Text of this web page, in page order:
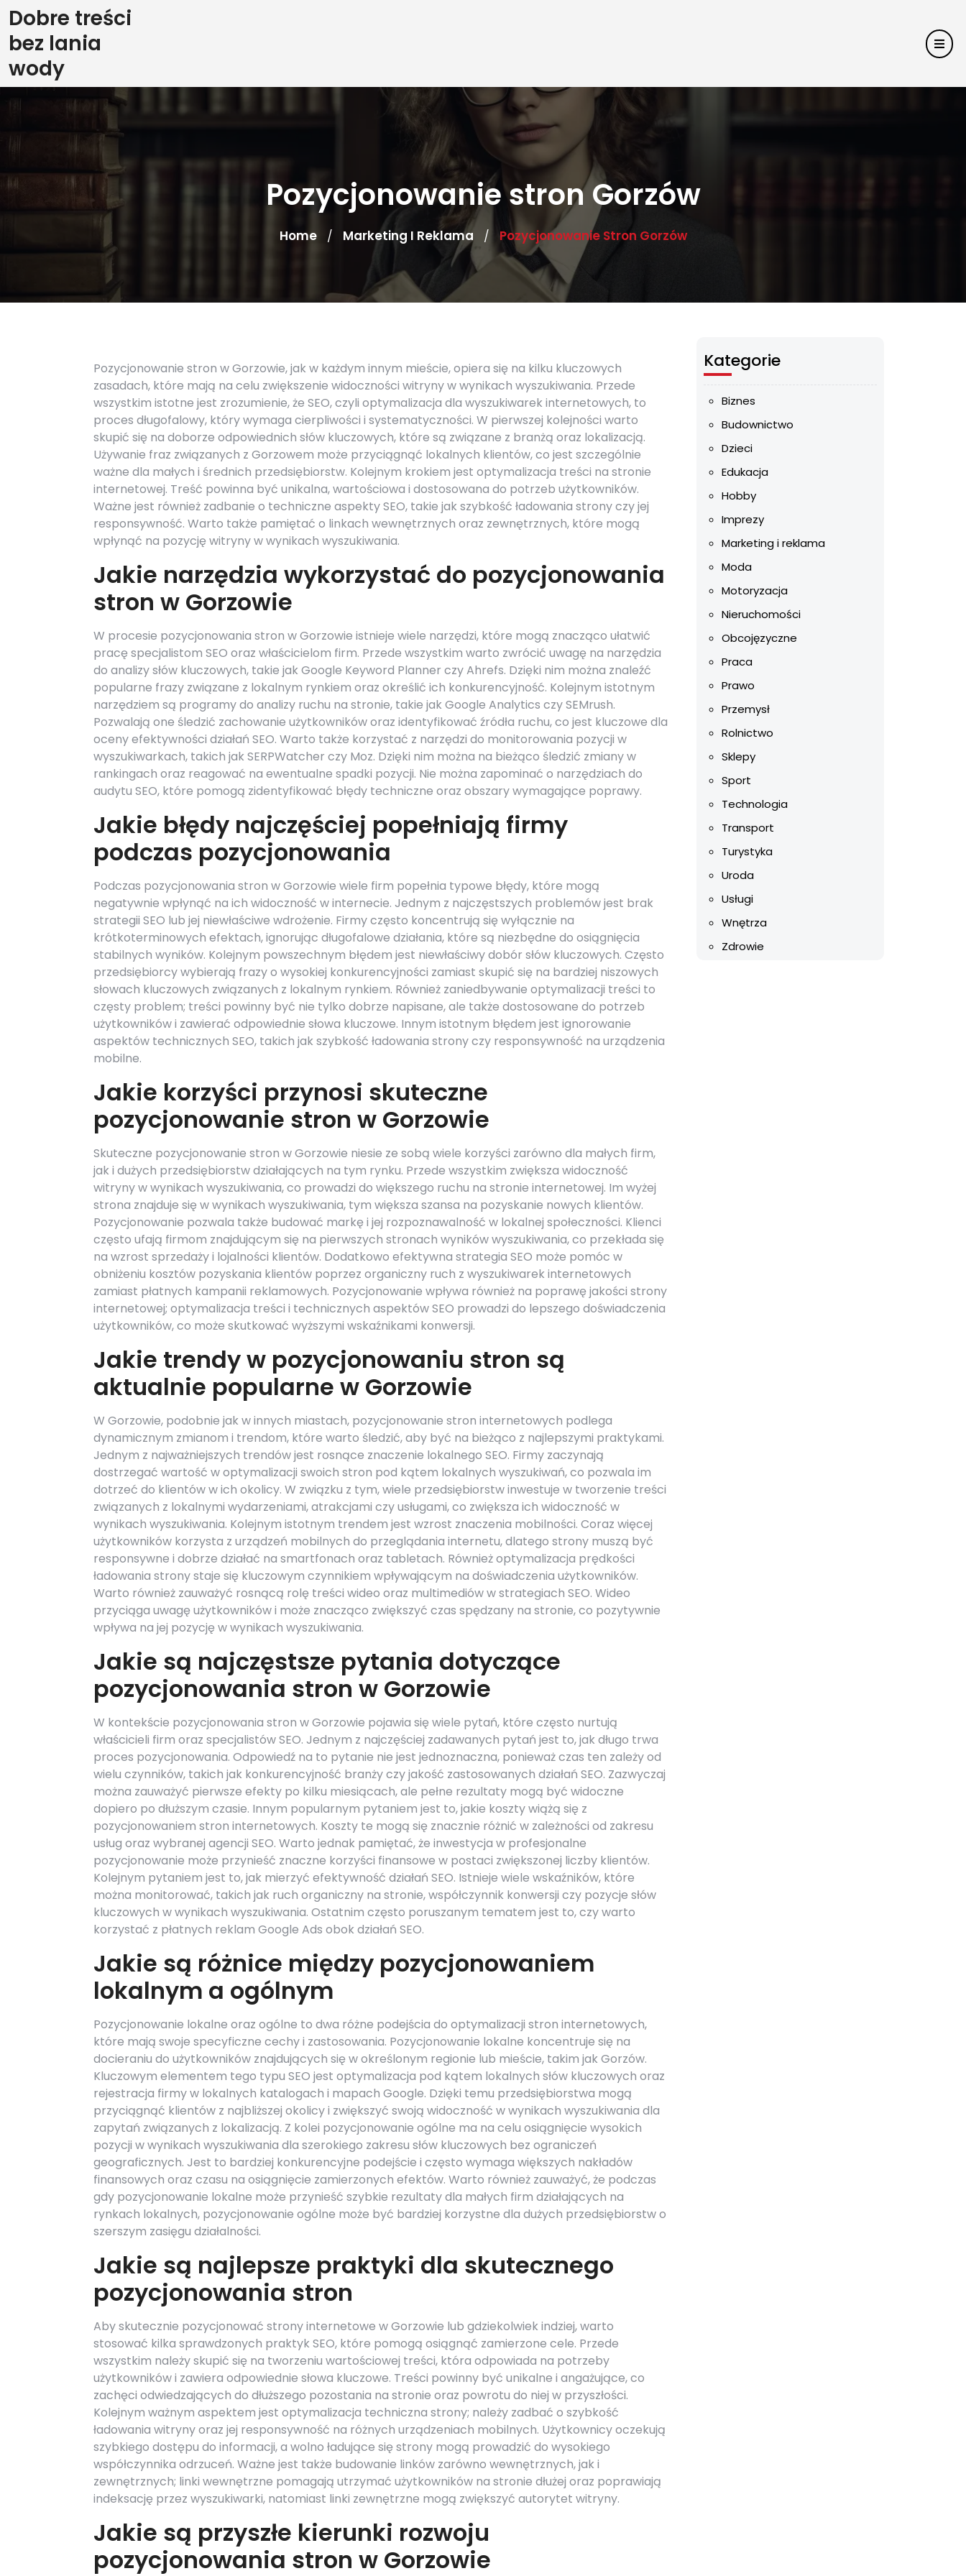
Skip
to
content
Dobre treści
bez lania
wody
Pozycjonowanie stron Gorzów
Home / Marketing I Reklama / Pozycjonowanie Stron Gorzów
Pozycjonowanie stron w Gorzowie, jak w każdym innym mieście, opiera się na kilku kluczowych
zasadach, które mają na celu zwiększenie widoczności witryny w wynikach wyszukiwania. Przede
wszystkim istotne jest zrozumienie, że SEO, czyli optymalizacja dla wyszukiwarek internetowych, to
proces długofalowy, który wymaga cierpliwości i systematyczności. W pierwszej kolejności warto
skupić się na doborze odpowiednich słów kluczowych, które są związane z branżą oraz lokalizacją.
Używanie fraz związanych z Gorzowem może przyciągnąć lokalnych klientów, co jest szczególnie
ważne dla małych i średnich przedsiębiorstw. Kolejnym krokiem jest optymalizacja treści na stronie
internetowej. Treść powinna być unikalna, wartościowa i dostosowana do potrzeb użytkowników.
Ważne jest również zadbanie o techniczne aspekty SEO, takie jak szybkość ładowania strony czy jej
responsywność. Warto także pamiętać o linkach wewnętrznych oraz zewnętrznych, które mogą
wpłynąć na pozycję witryny w wynikach wyszukiwania.
Jakie narzędzia wykorzystać do pozycjonowania
stron w Gorzowie
W procesie pozycjonowania stron w Gorzowie istnieje wiele narzędzi, które mogą znacząco ułatwić
pracę specjalistom SEO oraz właścicielom firm. Przede wszystkim warto zwrócić uwagę na narzędzia
do analizy słów kluczowych, takie jak Google Keyword Planner czy Ahrefs. Dzięki nim można znaleźć
popularne frazy związane z lokalnym rynkiem oraz określić ich konkurencyjność. Kolejnym istotnym
narzędziem są programy do analizy ruchu na stronie, takie jak Google Analytics czy SEMrush.
Pozwalają one śledzić zachowanie użytkowników oraz identyfikować źródła ruchu, co jest kluczowe dla
oceny efektywności działań SEO. Warto także korzystać z narzędzi do monitorowania pozycji w
wyszukiwarkach, takich jak SERPWatcher czy Moz. Dzięki nim można na bieżąco śledzić zmiany w
rankingach oraz reagować na ewentualne spadki pozycji. Nie można zapominać o narzędziach do
audytu SEO, które pomogą zidentyfikować błędy techniczne oraz obszary wymagające poprawy.
Jakie błędy najczęściej popełniają firmy
podczas pozycjonowania
Podczas pozycjonowania stron w Gorzowie wiele firm popełnia typowe błędy, które mogą
negatywnie wpłynąć na ich widoczność w internecie. Jednym z najczęstszych problemów jest brak
strategii SEO lub jej niewłaściwe wdrożenie. Firmy często koncentrują się wyłącznie na
krótkoterminowych efektach, ignorując długofalowe działania, które są niezbędne do osiągnięcia
stabilnych wyników. Kolejnym powszechnym błędem jest niewłaściwy dobór słów kluczowych. Często
przedsiębiorcy wybierają frazy o wysokiej konkurencyjności zamiast skupić się na bardziej niszowych
słowach kluczowych związanych z lokalnym rynkiem. Również zaniedbywanie optymalizacji treści to
częsty problem; treści powinny być nie tylko dobrze napisane, ale także dostosowane do potrzeb
użytkowników i zawierać odpowiednie słowa kluczowe. Innym istotnym błędem jest ignorowanie
aspektów technicznych SEO, takich jak szybkość ładowania strony czy responsywność na urządzenia
mobilne.
Jakie korzyści przynosi skuteczne
pozycjonowanie stron w Gorzowie
Skuteczne pozycjonowanie stron w Gorzowie niesie ze sobą wiele korzyści zarówno dla małych firm,
jak i dużych przedsiębiorstw działających na tym rynku. Przede wszystkim zwiększa widoczność
witryny w wynikach wyszukiwania, co prowadzi do większego ruchu na stronie internetowej. Im wyżej
strona znajduje się w wynikach wyszukiwania, tym większa szansa na pozyskanie nowych klientów.
Pozycjonowanie pozwala także budować markę i jej rozpoznawalność w lokalnej społeczności. Klienci
często ufają firmom znajdującym się na pierwszych stronach wyników wyszukiwania, co przekłada się
na wzrost sprzedaży i lojalności klientów. Dodatkowo efektywna strategia SEO może pomóc w
obniżeniu kosztów pozyskania klientów poprzez organiczny ruch z wyszukiwarek internetowych
zamiast płatnych kampanii reklamowych. Pozycjonowanie wpływa również na poprawę jakości strony
internetowej; optymalizacja treści i technicznych aspektów SEO prowadzi do lepszego doświadczenia
użytkowników, co może skutkować wyższymi wskaźnikami konwersji.
Jakie trendy w pozycjonowaniu stron są
aktualnie popularne w Gorzowie
W Gorzowie, podobnie jak w innych miastach, pozycjonowanie stron internetowych podlega
dynamicznym zmianom i trendom, które warto śledzić, aby być na bieżąco z najlepszymi praktykami.
Jednym z najważniejszych trendów jest rosnące znaczenie lokalnego SEO. Firmy zaczynają
dostrzegać wartość w optymalizacji swoich stron pod kątem lokalnych wyszukiwań, co pozwala im
dotrzeć do klientów w ich okolicy. W związku z tym, wiele przedsiębiorstw inwestuje w tworzenie treści
związanych z lokalnymi wydarzeniami, atrakcjami czy usługami, co zwiększa ich widoczność w
wynikach wyszukiwania. Kolejnym istotnym trendem jest wzrost znaczenia mobilności. Coraz więcej
użytkowników korzysta z urządzeń mobilnych do przeglądania internetu, dlatego strony muszą być
responsywne i dobrze działać na smartfonach oraz tabletach. Również optymalizacja prędkości
ładowania strony staje się kluczowym czynnikiem wpływającym na doświadczenia użytkowników.
Warto również zauważyć rosnącą rolę treści wideo oraz multimediów w strategiach SEO. Wideo
przyciąga uwagę użytkowników i może znacząco zwiększyć czas spędzany na stronie, co pozytywnie
wpływa na jej pozycję w wynikach wyszukiwania.
Jakie są najczęstsze pytania dotyczące
pozycjonowania stron w Gorzowie
W kontekście pozycjonowania stron w Gorzowie pojawia się wiele pytań, które często nurtują
właścicieli firm oraz specjalistów SEO. Jednym z najczęściej zadawanych pytań jest to, jak długo trwa
proces pozycjonowania. Odpowiedź na to pytanie nie jest jednoznaczna, ponieważ czas ten zależy od
wielu czynników, takich jak konkurencyjność branży czy jakość zastosowanych działań SEO. Zazwyczaj
można zauważyć pierwsze efekty po kilku miesiącach, ale pełne rezultaty mogą być widoczne
dopiero po dłuższym czasie. Innym popularnym pytaniem jest to, jakie koszty wiążą się z
pozycjonowaniem stron internetowych. Koszty te mogą się znacznie różnić w zależności od zakresu
usług oraz wybranej agencji SEO. Warto jednak pamiętać, że inwestycja w profesjonalne
pozycjonowanie może przynieść znaczne korzyści finansowe w postaci zwiększonej liczby klientów.
Kolejnym pytaniem jest to, jak mierzyć efektywność działań SEO. Istnieje wiele wskaźników, które
można monitorować, takich jak ruch organiczny na stronie, współczynnik konwersji czy pozycje słów
kluczowych w wynikach wyszukiwania. Ostatnim często poruszanym tematem jest to, czy warto
korzystać z płatnych reklam Google Ads obok działań SEO.
Jakie są różnice między pozycjonowaniem
lokalnym a ogólnym
Pozycjonowanie lokalne oraz ogólne to dwa różne podejścia do optymalizacji stron internetowych,
które mają swoje specyficzne cechy i zastosowania. Pozycjonowanie lokalne koncentruje się na
docieraniu do użytkowników znajdujących się w określonym regionie lub mieście, takim jak Gorzów.
Kluczowym elementem tego typu SEO jest optymalizacja pod kątem lokalnych słów kluczowych oraz
rejestracja firmy w lokalnych katalogach i mapach Google. Dzięki temu przedsiębiorstwa mogą
przyciągnąć klientów z najbliższej okolicy i zwiększyć swoją widoczność w wynikach wyszukiwania dla
zapytań związanych z lokalizacją. Z kolei pozycjonowanie ogólne ma na celu osiągnięcie wysokich
pozycji w wynikach wyszukiwania dla szerokiego zakresu słów kluczowych bez ograniczeń
geograficznych. Jest to bardziej konkurencyjne podejście i często wymaga większych nakładów
finansowych oraz czasu na osiągnięcie zamierzonych efektów. Warto również zauważyć, że podczas
gdy pozycjonowanie lokalne może przynieść szybkie rezultaty dla małych firm działających na
rynkach lokalnych, pozycjonowanie ogólne może być bardziej korzystne dla dużych przedsiębiorstw o
szerszym zasięgu działalności.
Jakie są najlepsze praktyki dla skutecznego
pozycjonowania stron
Aby skutecznie pozycjonować strony internetowe w Gorzowie lub gdziekolwiek indziej, warto
stosować kilka sprawdzonych praktyk SEO, które pomogą osiągnąć zamierzone cele. Przede
wszystkim należy skupić się na tworzeniu wartościowej treści, która odpowiada na potrzeby
użytkowników i zawiera odpowiednie słowa kluczowe. Treści powinny być unikalne i angażujące, co
zachęci odwiedzających do dłuższego pozostania na stronie oraz powrotu do niej w przyszłości.
Kolejnym ważnym aspektem jest optymalizacja techniczna strony; należy zadbać o szybkość
ładowania witryny oraz jej responsywność na różnych urządzeniach mobilnych. Użytkownicy oczekują
szybkiego dostępu do informacji, a wolno ładujące się strony mogą prowadzić do wysokiego
współczynnika odrzuceń. Ważne jest także budowanie linków zarówno wewnętrznych, jak i
zewnętrznych; linki wewnętrzne pomagają utrzymać użytkowników na stronie dłużej oraz poprawiają
indeksację przez wyszukiwarki, natomiast linki zewnętrzne mogą zwiększyć autorytet witryny.
Jakie są przyszłe kierunki rozwoju
pozycjonowania stron w Gorzowie
Kategorie
Biznes
Budownictwo
Dzieci
Edukacja
Hobby
Imprezy
Marketing i reklama
Moda
Motoryzacja
Nieruchomości
Obcojęzyczne
Praca
Prawo
Przemysł
Rolnictwo
Sklepy
Sport
Technologia
Transport
Turystyka
Uroda
Usługi
Wnętrza
Zdrowie